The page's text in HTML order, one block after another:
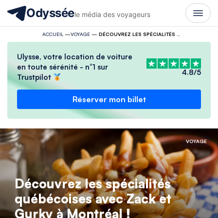
Odysséele média des voyageurs
ACCUEIL —VOYAGE—
Ulysse, votre location de voiture
en toute sérénité - n°1 sur
Trustpilot
4.8/5
Réserver mon billet
VOYAGE
Découvrez les spécialités
québécoises avec Zack et
Gurky à Montréal !